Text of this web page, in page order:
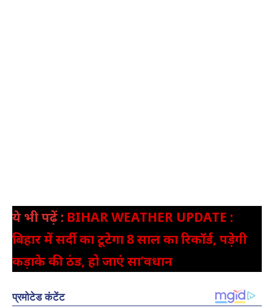
ये भी पढ़ें : BIHAR WEATHER UPDATE :
बिहार में सर्दी का टूटेगा 8 साल का रिकॉर्ड, पड़ेगी
कड़ाके की ठंड, हो जाएं सा’वधान